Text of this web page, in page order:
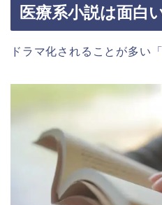
医療系小説は面白
ドラマ化されることが多い